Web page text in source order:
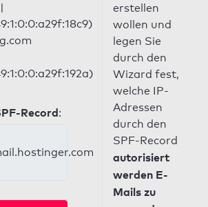
Record:
erstellen
wollen und
legen Sie
durch den
Wizard fest,
welche IP-
Adressen
durch den
SPF-Record
autorisiert
werden E-
Mails zu